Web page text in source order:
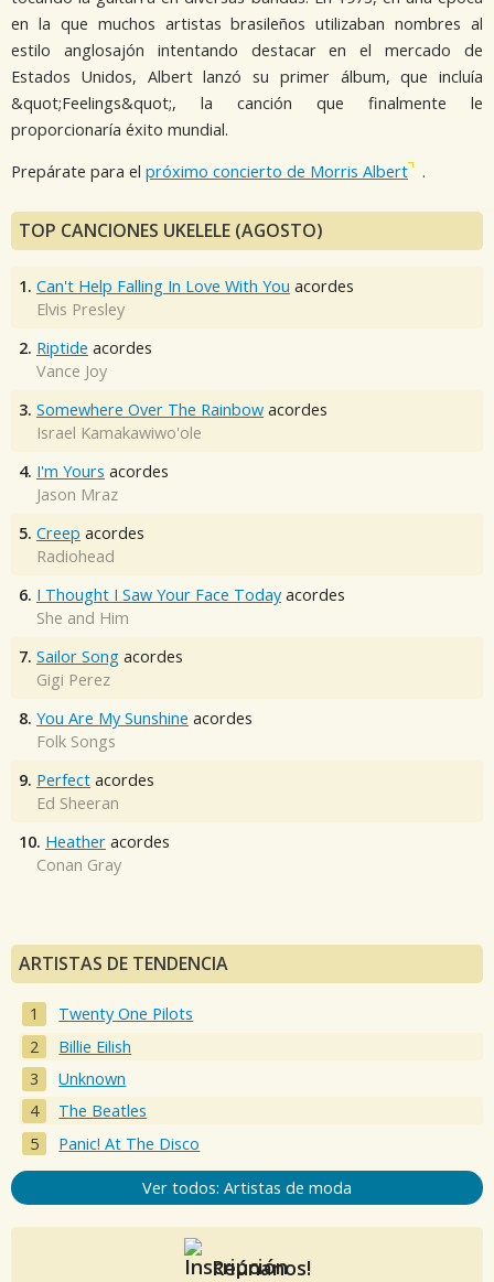
en la que muchos artistas brasileños utilizaban nombres al
estilo anglosajón intentando destacar en el mercado de
Estados Unidos, Albert lanzó su primer álbum, que incluía
&quot;Feelings&quot;, la canción que finalmente le
proporcionaría éxito mundial.
Prepárate para el próximo concierto de Morris Albert .
TOP CANCIONES UKELELE (AGOSTO)
1. Can't Help Falling In Love With You acordes
Elvis Presley
2. Riptide acordes
Vance Joy
3. Somewhere Over The Rainbow acordes
Israel Kamakawiwo'ole
4. I'm Yours acordes
Jason Mraz
5. Creep acordes
Radiohead
6. I Thought I Saw Your Face Today acordes
She and Him
7. Sailor Song acordes
Gigi Perez
8. You Are My Sunshine acordes
Folk Songs
9. Perfect acordes
Ed Sheeran
10. Heather acordes
Conan Gray
ARTISTAS DE TENDENCIA
Twenty One Pilots
Billie Eilish
Unknown
The Beatles
Panic! At The Disco
Ver todos: Artistas de moda
Reúnanos!